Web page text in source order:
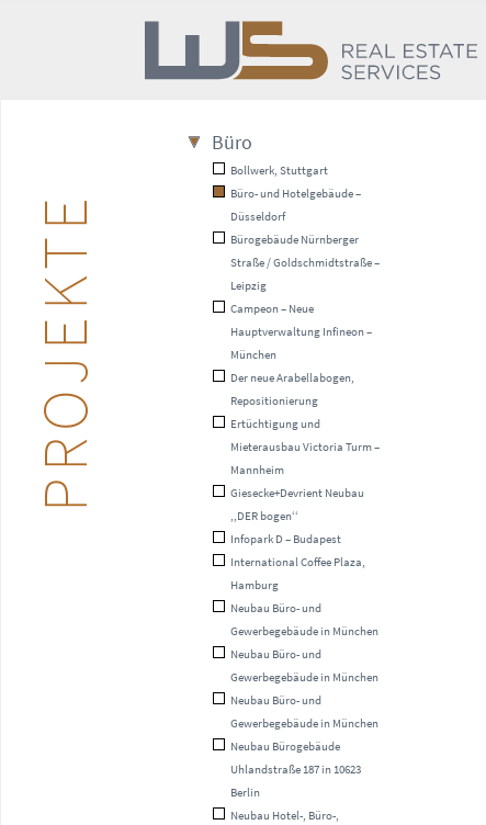
PROJEKTE
Büro
Bollwerk, Stuttgart
Büro- und Hotelgebäude –
Düsseldorf
Bürogebäude Nürnberger
Straße / Goldschmidtstraße –
Leipzig
Campeon – Neue
Hauptverwaltung Infineon –
München
Der neue Arabellabogen,
Repositionierung
Ertüchtigung und
Mieterausbau Victoria Turm –
Mannheim
Giesecke+Devrient Neubau
,,DER bogen‘‘
Infopark D – Budapest
International Coffee Plaza,
Hamburg
Neubau Büro- und
Gewerbegebäude in München
Neubau Büro- und
Gewerbegebäude in München
Neubau Büro- und
Gewerbegebäude in München
Neubau Bürogebäude
Uhlandstraße 187 in 10623
Berlin
Neubau Hotel-, Büro-,